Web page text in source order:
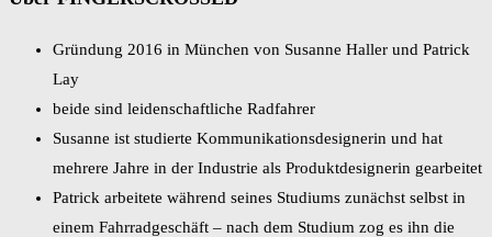
Gründung 2016 in München von Susanne Haller und Patrick
Lay
beide sind leidenschaftliche Radfahrer
Susanne ist studierte Kommunikationsdesignerin und hat
mehrere Jahre in der Industrie als Produktdesignerin gearbeitet
Patrick arbeitete während seines Studiums zunächst selbst in
einem Fahrradgeschäft – nach dem Studium zog es ihn die